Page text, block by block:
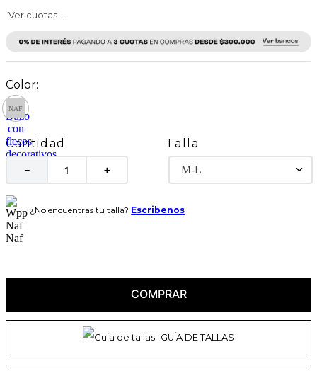
Ver cuotas ...
Cantidad
＋
－
Talla
M-L
¿No encuentras tu talla? Escribenos
COMPRAR
GUÍA DE TALLAS